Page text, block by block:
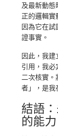
及最新動
正的邏輯
因為它在
證事實。
因此，我
引用，我
二次核實。
者」，是我
結語
的能力